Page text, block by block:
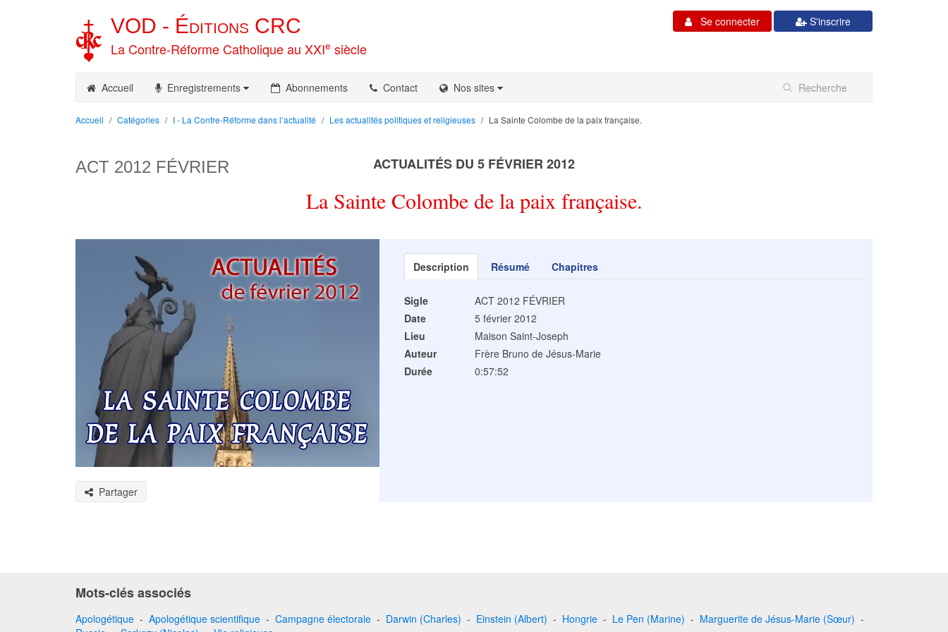
VOD - Éditions CRC
La Contre-Réforme Catholique au XXIe siècle
S'inscrire
Se connecter
Accueil Enregistrements Abonnements Contact Nos sites
Accueil Catégories I - La Contre-Réforme dans l’actualité Les actualités politiques et religieuses La Sainte Colombe de la paix française.
ACT 2012 FÉVRIER ACTUALITÉS DU 5 FÉVRIER 2012
La Sainte Colombe de la paix française.
Partager
Description Résumé Chapitres
Sigle
ACT 2012 FÉVRIER
Date
5 février 2012
Lieu
Maison Saint-Joseph
Auteur
Frère Bruno de Jésus-Marie
Durée
0:57:52
Mots-clés associés
Apologétique - Apologétique scientifique - Campagne électorale - Darwin (Charles) - Einstein (Albert) - Hongrie - Le Pen (Marine) - Marguerite de Jésus-Marie (Sœur) -